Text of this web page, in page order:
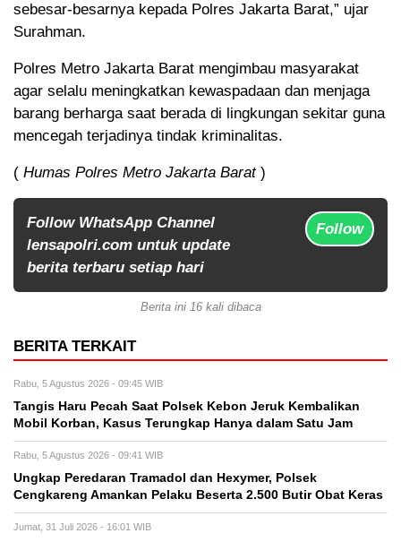
sebesar-besarnya kepada Polres Jakarta Barat,” ujar
Surahman.
Polres Metro Jakarta Barat mengimbau masyarakat
agar selalu meningkatkan kewaspadaan dan menjaga
barang berharga saat berada di lingkungan sekitar guna
mencegah terjadinya tindak kriminalitas.
( Humas Polres Metro Jakarta Barat)
Follow WhatsApp Channel
lensapolri.com untuk update
berita terbaru setiap hari
Follow
Berita ini 16 kali dibaca
BERITA TERKAIT
Rabu, 5 Agustus 2026 - 09:45 WIB
Tangis Haru Pecah Saat Polsek Kebon Jeruk Kembalikan
Mobil Korban, Kasus Terungkap Hanya dalam Satu Jam
Rabu, 5 Agustus 2026 - 09:41 WIB
Ungkap Peredaran Tramadol dan Hexymer, Polsek
Cengkareng Amankan Pelaku Beserta 2.500 Butir Obat Keras
Jumat, 31 Juli 2026 - 16:01 WIB